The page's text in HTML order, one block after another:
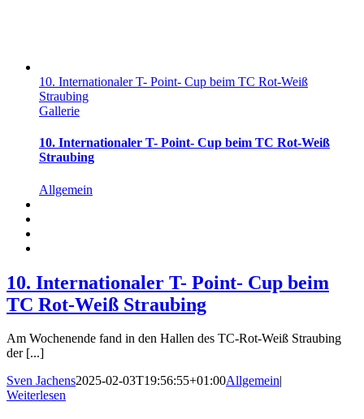
10. Internationaler T- Point- Cup beim TC Rot-Weiß
Straubing
Gallerie
10. Internationaler T- Point- Cup beim TC Rot-Weiß
Straubing
Allgemein
10. Internationaler T- Point- Cup beim
TC Rot-Weiß Straubing
Am Wochenende fand in den Hallen des TC-Rot-Weiß Straubing
der [...]
Sven Jachens2025-02-03T19:56:55+01:00Allgemein
Weiterlesen